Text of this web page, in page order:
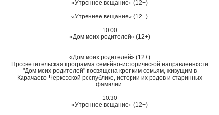
«Утреннее вещание» (12+)
«Утреннее вещание» (12+)
10:00
«Дом моих родителей» (12+)
«Дом моих родителей» (12+)
Просветительская программа семейно-исторической направленности
"Дом моих родителей" посвящена крепким семьям, живущим в
Карачаево-Черкесской республике, истории их родов и старинных
фамилий.
10:30
«Утреннее вещание» (12+)